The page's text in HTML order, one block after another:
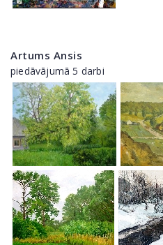
Artums Ansis
piedāvājumā 5 darbi